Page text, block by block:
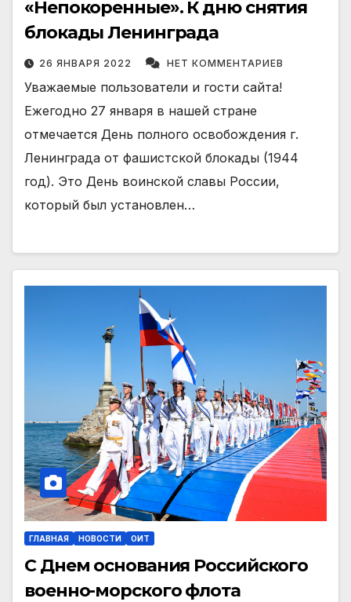
«Непокоренные». К дню снятия
блокады Ленинграда
26 ЯНВАРЯ 2022 НЕТ КОММЕНТАРИЕВ
Уважаемые пользователи и гости сайта!
Ежегодно 27 января в нашей стране
отмечается День полного освобождения г.
Ленинграда от фашистской блокады (1944
год). Это День воинской славы России,
который был установлен…
ГЛАВНАЯ НОВОСТИ ОИТ
С Днем основания Российского
военно-морского флота